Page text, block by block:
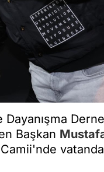
Başkan